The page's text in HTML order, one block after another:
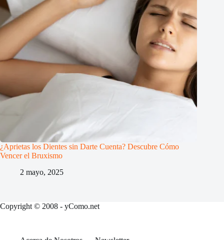
¿Aprietas los Dientes sin Darte Cuenta? Descubre Cómo
Vencer el Bruxismo
2 mayo, 2025
Copyright © 2008 - yComo.net